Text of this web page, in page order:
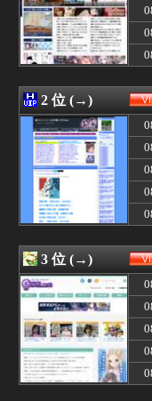
08/08 21:40
08/08 21:40
08/08 21:39
08/08 21:38
08/08 21:35
08/08 21:34
08/08 21:33
08/08 21:32
08/08 21:30
08/08 21:27
08/08 21:25
08/08 21:24
08/08 21:21
08/08 21:20
08/08 21:18
08/08 21:15
08/08 21:15
08/08 21:12
08/08 21:10
08/08 21:10
08/08 21:09
08/08 21:09
2 位 (→)
3 位 (→)